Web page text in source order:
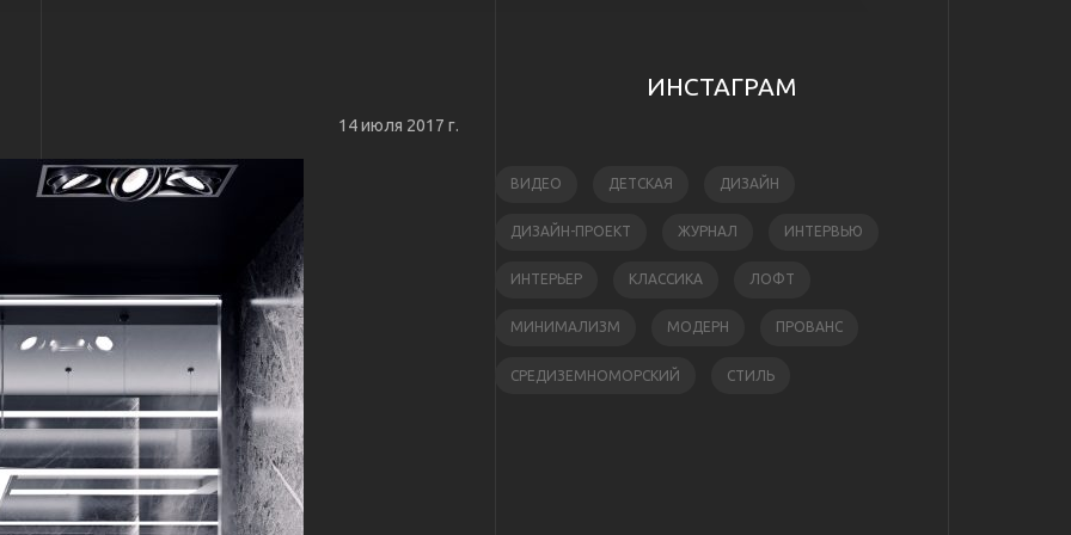
14 июля 2017 г.
ИНСТАГРАМ
ВИДЕО ДЕТСКАЯ ДИЗАЙН
ДИЗАЙН-ПРОЕКТ ЖУРНАЛ ИНТЕРВЬЮ
ИНТЕРЬЕР КЛАССИКА ЛОФТ
МИНИМАЛИЗМ МОДЕРН ПРОВАНС
СРЕДИЗЕМНОМОРСКИЙ СТИЛЬ